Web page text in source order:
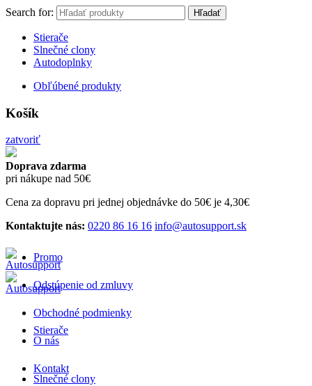
Search for: Hľadať
Stierače
Slnečné clony
Autodoplnky
Obľúbené produkty
Košík
zatvoriť
Doprava zdarma
pri nákupe nad 50€
Cena za dopravu pri jednej objednávke do 50€ je 4,30€
Kontaktujte nás: 0220 86 16 16 info@autosupport.sk
Promo
Odstúpenie od zmluvy
Obchodné podmienky
O nás
Kontakt
Stierače
Slnečné clony